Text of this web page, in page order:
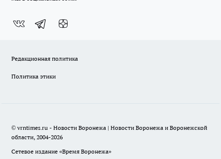
Редакционная политика
Политика этики
© vrntimes.ru - Новости Воронежа | Новости Воронежа и Воронежской
области, 2004-2026
Сетевое издание «Время Воронежа»